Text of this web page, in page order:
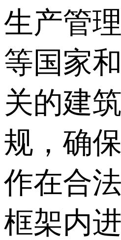
生产管理
等国家
关的建
规，确
作在合
框架内进